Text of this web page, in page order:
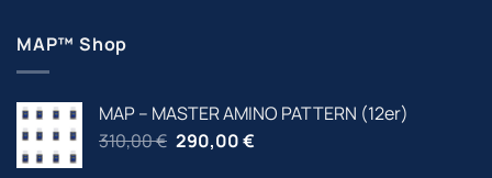
MAP™ Shop
MAP – MASTER AMINO PATTERN (12er)
Ursprünglicher
310,00€ Aktueller
290,00€